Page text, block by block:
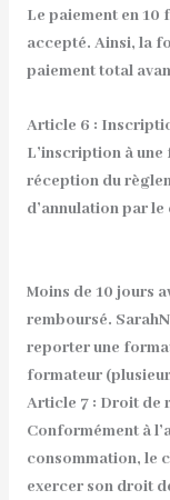
Le paiement en 10
accepté. Ainsi, la
paiement total
Article 6 :
L’inscription à
réception du
d’annulation par le
Moins de 10 jours
remboursé.
reporter une
formateur
Article 7 : Droit de
Conformément à
consommation, le
exercer son droit